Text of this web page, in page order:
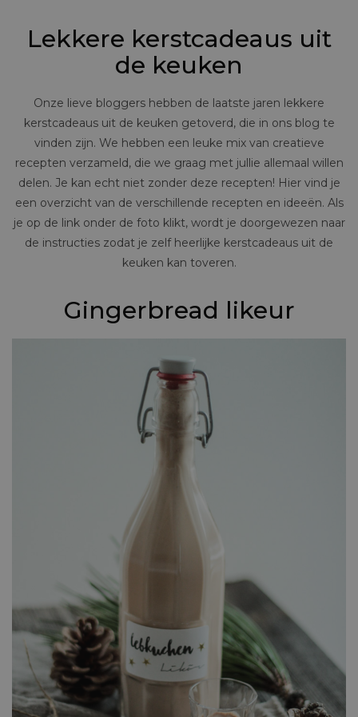
Lekkere kerstcadeaus uit
de keuken
Onze lieve bloggers hebben de laatste jaren lekkere
kerstcadeaus uit de keuken getoverd, die in ons blog te
vinden zijn. We hebben een leuke mix van creatieve
recepten verzameld, die we graag met jullie allemaal willen
delen. Je kan echt niet zonder deze recepten! Hier vind je
een overzicht van de verschillende recepten en ideeën. Als
je op de link onder de foto klikt, wordt je doorgewezen naar
de instructies zodat je zelf heerlijke kerstcadeaus uit de
keuken kan toveren.
Gingerbread likeur